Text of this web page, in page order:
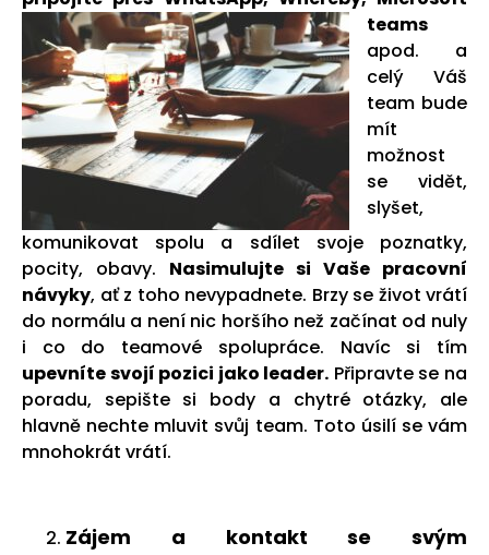
teams
apod. a
celý Váš
team bude
mít
možnost
se vidět,
slyšet,
komunikovat spolu a sdílet svoje poznatky,
pocity, obavy. Nasimulujte si Vaše pracovní
návyky, ať z toho nevypadnete. Brzy se život vrátí
do normálu a není nic horšího než začínat od nuly
i co do teamové spolupráce. Navíc si tím
upevníte svojí pozici jako leader. Připravte se na
poradu, sepište si body a chytré otázky, ale
hlavně nechte mluvit svůj team. Toto úsilí se vám
mnohokrát vrátí.
Zájem a kontakt se svým